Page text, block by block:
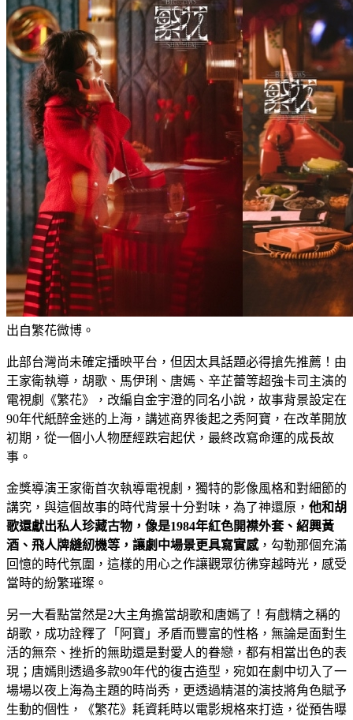
出自繁花微博。
此部台灣尚未確定播映平台，但因太具話題必得搶先推薦！由
王家衛執導，胡歌、馬伊琍、唐嫣、辛芷蕾等超強卡司主演的
電視劇《繁花》，改編自金宇澄的同名小說，故事背景設定在
90年代紙醉金迷的上海，講述商界後起之秀阿寶，在改革開放
初期，從一個小人物歷經跌宕起伏，最終改寫命運的成長故
事。
金獎導演王家衛首次執導電視劇，獨特的影像風格和對細節的
講究，與這個故事的時代背景十分對味，為了神還原， 他和胡
歌還獻出私人珍藏古物，像是1984年紅色開襟外套、紹興黃
酒、飛人牌縫紉機等，讓劇中場景更具寫實感，勾勒那個充滿
回憶的時代氛圍，這樣的用心之作讓觀眾彷彿穿越時光，感受
當時的紛繁璀璨。
另一大看點當然是2大主角擔當胡歌和唐嫣了！有戲精之稱的
胡歌，成功詮釋了「阿寶」矛盾而豐富的性格，無論是面對生
活的無奈、挫折的無助還是對愛人的眷戀，都有相當出色的表
現；唐嫣則透過多款90年代的復古造型，宛如在劇中切入了一
場場以夜上海為主題的時尚秀，更透過精湛的演技將角色賦予
生動的個性，《繁花》耗資耗時以電影規格來打造，從預告曝